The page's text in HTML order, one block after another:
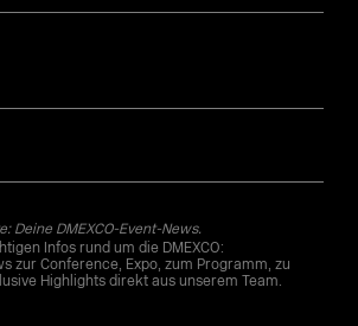
Deine DMEXCO-Event-News.
Infos rund um die DMEXCO:
zur Conference, Expo, zum Programm, zu
Highlights direkt aus unserem Team.